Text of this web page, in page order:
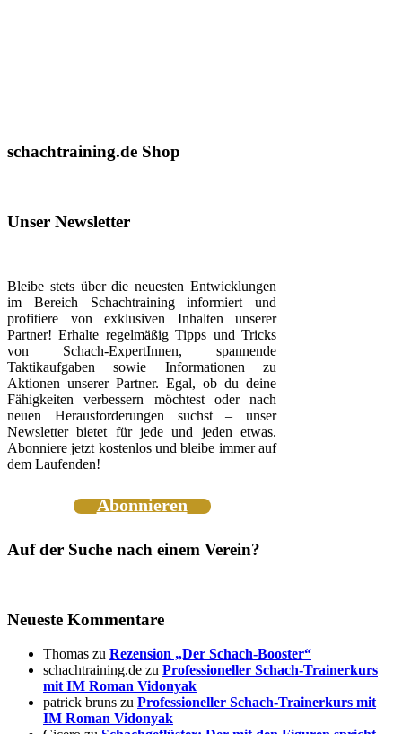
schachtraining.de Shop
Unser Newsletter
Bleibe stets über die neuesten Entwicklungen
im Bereich Schachtraining informiert und
profitiere von exklusiven Inhalten unserer
Partner! Erhalte regelmäßig Tipps und Tricks
von Schach-ExpertInnen, spannende
Taktikaufgaben sowie Informationen zu
Aktionen unserer Partner. Egal, ob du deine
Fähigkeiten verbessern möchtest oder nach
neuen Herausforderungen suchst – unser
Newsletter bietet für jede und jeden etwas.
Abonniere jetzt kostenlos und bleibe immer auf
dem Laufenden!
Abonnieren
Auf der Suche nach einem Verein?
Neueste Kommentare
Thomas zu Rezension „Der Schach-Booster“
schachtraining.de zu Professioneller Schach-Trainerkurs
mit IM Roman Vidonyak
patrick bruns zu Professioneller Schach-Trainerkurs mit
IM Roman Vidonyak